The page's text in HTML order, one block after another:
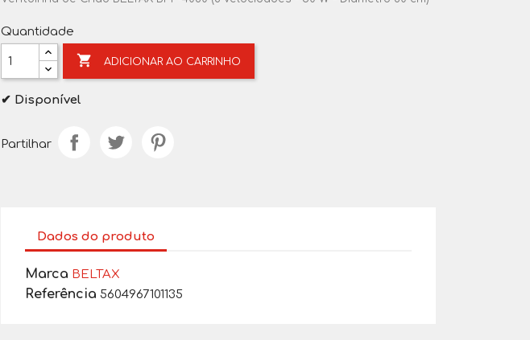
Quantidade
 ADICIONAR AO CARRINHO
✔ Disponível
Partilhar
Dados do produto
Marca BELTAX
Referência 5604967101135